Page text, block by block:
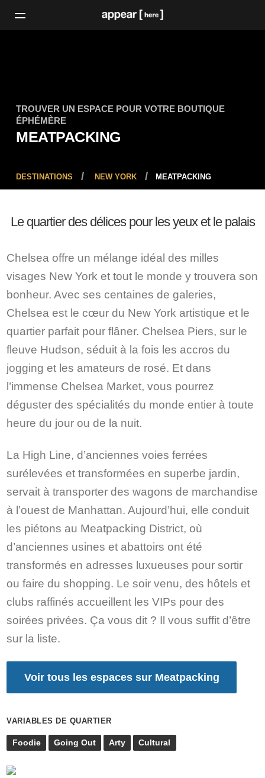
TROUVER UN ESPACE POUR VOTRE BOUTIQUE
ÉPHÉMÈRE
MEATPACKING
DESTINATIONS NEW YORK MEATPACKING
Le quartier des délices pour les yeux et le palais
Chelsea offre un mélange idéal des milles
visages New York et tout le monde y trouvera son
bonheur. Avec ses centaines de galeries,
Chelsea est le cœur du New York artistique et le
quartier parfait pour flâner. Chelsea Piers, sur le
fleuve Hudson, séduit à la fois les accros du
jogging et les amateurs de rosé. Et dans
l’immense Chelsea Market, vous pourrez
déguster des spécialités du monde entier à toute
heure du jour ou de la nuit.
La High Line, d’anciennes voies ferrées
surélevées et transformées en superbe jardin,
servait à transporter des wagons de marchandise
à l’ouest de Manhattan. Aujourd’hui, elle conduit
les piétons au Meatpacking District, où
d’anciennes usines et abattoirs ont été
transformés en adresses luxueuses pour sortir
ou faire du shopping. Le soir venu, des hôtels et
clubs raffinés accueillent les VIPs pour des
soirées privées. Ça vous dit ? Il vous suffit d’être
sur la liste.
Voir tous les espaces sur Meatpacking
VARIABLES DE QUARTIER
Foodie Going Out Arty Cultural